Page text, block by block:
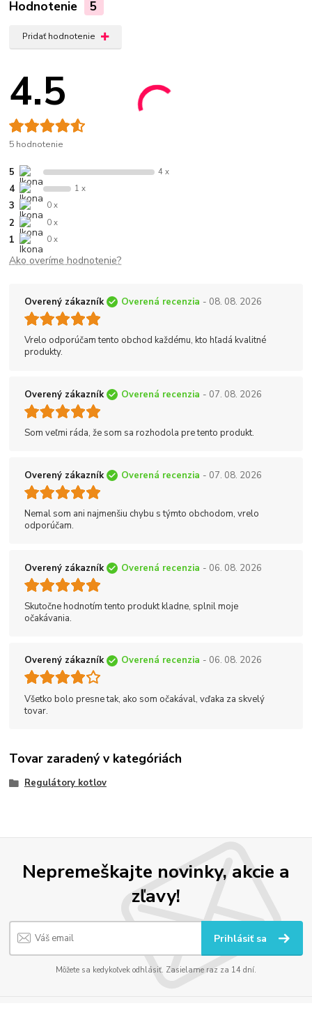
Hodnotenie 5
Pridať hodnotenie
4.5
5 hodnotenie
5 4 x
4 1 x
3 0 x
2 0 x
1 0 x
Ako overíme hodnotenie?
Overený zákazník Overená recenzia - 08. 08. 2026
Vrelo odporúčam tento obchod každému, kto hľadá kvalitné
produkty.
Overený zákazník Overená recenzia - 07. 08. 2026
Som veľmi ráda, že som sa rozhodola pre tento produkt.
Overený zákazník Overená recenzia - 07. 08. 2026
Nemal som ani najmenšiu chybu s týmto obchodom, vrelo
odporúčam.
Overený zákazník Overená recenzia - 06. 08. 2026
Skutočne hodnotím tento produkt kladne, splnil moje
očakávania.
Overený zákazník Overená recenzia - 06. 08. 2026
Všetko bolo presne tak, ako som očakával, vďaka za skvelý
tovar.
Tovar zaradený v kategóriách
Regulátory kotlov
Nepremeškajte novinky, akcie a
zľavy!
Prihlásiť sa
Môžete sa kedykoľvek odhlásiť. Zasielame raz za 14 dní.